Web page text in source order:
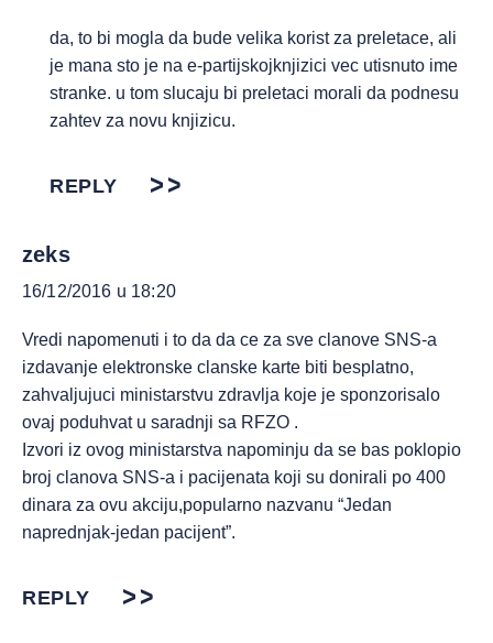
da, to bi mogla da bude velika korist za preletace, ali
je mana sto je na e-partijskojknjizici vec utisnuto ime
stranke. u tom slucaju bi preletaci morali da podnesu
zahtev za novu knjizicu.
REPLY
zeks
16/12/2016 u 18:20
Vredi napomenuti i to da da ce za sve clanove SNS-a
izdavanje elektronske clanske karte biti besplatno,
zahvaljujuci ministarstvu zdravlja koje je sponzorisalo
ovaj poduhvat u saradnji sa RFZO .
Izvori iz ovog ministarstva napominju da se bas poklopio
broj clanova SNS-a i pacijenata koji su donirali po 400
dinara za ovu akciju,popularno nazvanu “Jedan
naprednjak-jedan pacijent”.
REPLY